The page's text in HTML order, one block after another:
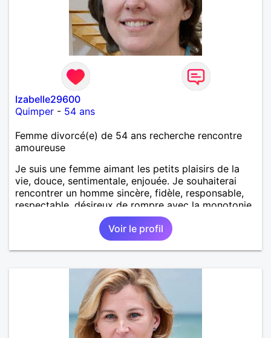
Izabelle29600
Quimper - 54 ans
Femme divorcé(e) de 54 ans recherche rencontre
amoureuse
Je suis une femme aimant les petits plaisirs de la
vie, douce, sentimentale, enjouée. Je souhaiterai
rencontrer un homme sincère, fidèle, responsable,
respectable, désireux de rompre avec la monotonie
du célibat et voir la vie autrement.
Voir le profil